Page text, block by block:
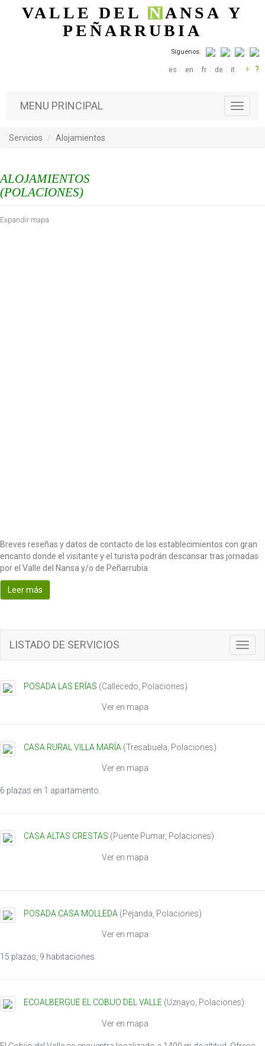
Pasar al contenido principal
VALLE DELNANSA Y
PEÑARRUBIA
Síguenos:
es en fr de it + ?
T
o
MENU PRINCIPAL
Servicios Alojamientos
ALOJAMIENTOS
(POLACIONES)
Expandir mapa
Breves reseñas y datos de contacto de los establecimientos con gran
encanto donde el visitante y el turista podrán descansar tras jornadas
por el Valle del Nansa y/o de Peñarrubia.
Leer más
T
o
LISTADO DE SERVICIOS
POSADA LAS ERÍAS (Callecedo Polaciones)
Ver en mapa
CASA RURAL VILLA MARÍA (Tresabuela Polaciones)
Ver en mapa
6 plazas en 1 apartamento.
CASA ALTAS CRESTAS (Puente Pumar, Polaciones)
Ver en mapa
POSADA CASA MOLLEDA (Pejanda Polaciones)
Ver en mapa
15 plazas, 9 habitaciones.
ECOALBERGUE EL COBIJO DEL VALLE (Uznayo, Polaciones)
Ver en mapa